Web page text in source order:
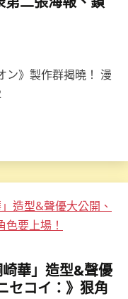
ン》製作群揭曉！ 漫
華」造型&聲優
セコイ：》狠角